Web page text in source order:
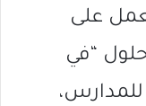
على
“في
للمدارس،